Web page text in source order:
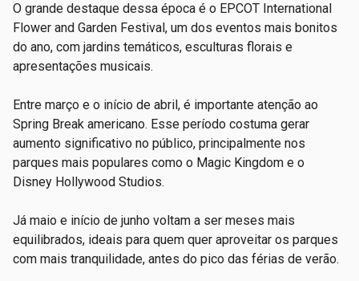
O grande destaque dessa época é o EPCOT International
Flower and Garden Festival, um dos eventos mais bonitos
do ano, com jardins temáticos, esculturas florais e
apresentações musicais.
Entre março e o início de abril, é importante atenção ao
Spring Break americano. Esse período costuma gerar
aumento significativo no público, principalmente nos
parques mais populares como o Magic Kingdom e o
Disney Hollywood Studios.
Já maio e início de junho voltam a ser meses mais
equilibrados, ideais para quem quer aproveitar os parques
com mais tranquilidade, antes do pico das férias de verão.